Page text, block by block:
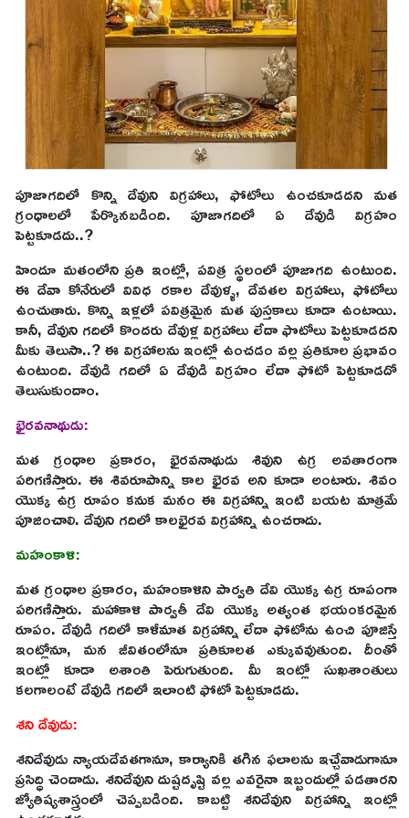
పూజాగదిలో కొన్ని దేవుని విగ్రహాలు, ఫోటోలు ఉంచకూడదని మత
గ్రంధాలలో పేర్కొనబడింది. పూజాగదిలో ఏ దేవుడి విగ్రహం
పెట్టకూడదు..?
హిందూ మతంలోని ప్రతి ఇంట్లో, పవిత్ర స్థలంలో పూజాగది ఉంటుంది.
ఈ దేవా కోనేరులో వివిధ రకాల దేవుళ్ళ, దేవతల విగ్రహాలు, ఫోటోలు
ఉంచుతారు. కొన్ని ఇళ్లలో పవిత్రమైన మత పుస్తకాలు కూడా ఉంటాయి.
కానీ, దేవుని గదిలో కొందరు దేవుళ్ల విగ్రహాలు లేదా ఫొటోలు పెట్టకూడదని
మీకు తెలుసా..? ఈ విగ్రహాలను ఇంట్లో ఉంచడం వల్ల ప్రతికూల ప్రభావం
ఉంటుంది. దేవుడి గదిలో ఏ దేవుడి విగ్రహం లేదా ఫోటో పెట్టకూడదో
తెలుసుకుందాం.
భైరవనాథుడు:
మత గ్రంధాల ప్రకారం, భైరవనాథుడు శివుని ఉగ్ర అవతారంగా
పరిగణిస్తారు. ఈ శివరూపాన్ని కాల భైరవ అని కూడా అంటారు. శివం
యొక్క ఉగ్ర రూపం కనుక మనం ఈ విగ్రహాన్ని ఇంటి బయట మాత్రమే
పూజించాలి. దేవుని గదిలో కాలభైరవ విగ్రహాన్ని ఉంచరాదు.
మహంకాళి:
మత గ్రంధాల ప్రకారం, మహంకాళిని పార్వతి దేవి యొక్క ఉగ్ర రూపంగా
పరిగణిస్తారు. మహాకాళి పార్వతీ దేవి యొక్క అత్యంత భయంకరమైన
రూపం. దేవుడి గదిలో కాళీమాత విగ్రహాన్ని లేదా ఫోటోను ఉంచి పూజిస్తే
ఇంట్లోనూ, మన జీవితంలోనూ ప్రతికూలత ఎక్కువవుతుంది. దీంతో
ఇంట్లో కూడా అశాంతి పెరుగుతుంది. మీ ఇంట్లో సుఖశాంతులు
కలగాలంటే దేవుడి గదిలో ఇలాంటి ఫోటో పెట్టకూడదు.
శని దేవుడు:
శనిదేవుడు న్యాయదేవతగానూ, కార్యానికి తగిన ఫలాలను ఇచ్చేవాడుగానూ
ప్రసిద్ధి చెందాడు. శనిదేవుని దుష్టదృష్టి వల్ల ఎవరైనా ఇబ్బందుల్లో పడతారని
జ్యోతిష్యశాస్త్రంలో చెప్పబడింది. కాబట్టి శనిదేవుని విగ్రహాన్ని ఇంట్లో